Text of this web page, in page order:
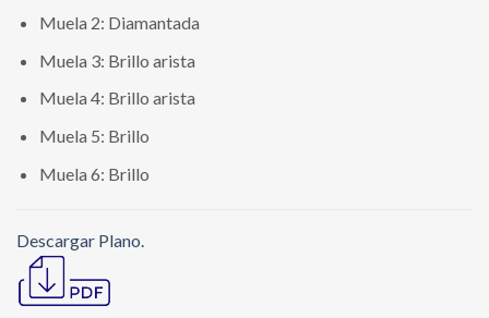
Muela 2: Diamantada
Muela 3: Brillo arista
Muela 4: Brillo arista
Muela 5: Brillo
Muela 6: Brillo
Descargar Plano.